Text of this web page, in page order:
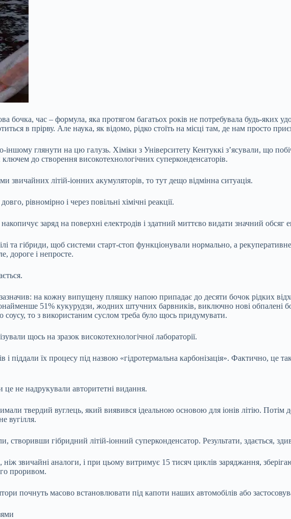
бочка, час – формула, яка протягом багатьох років не потребувала будь-яких
в прірву. Але наука, як відомо, рідко стоїть на місці там, де нам просто
глянути на цю галузь. Хіміки з Університету Кентуккі з’ясували, що
до створення високотехнологічних суперконденсаторів.
літій-іонних акумуляторів, то тут дещо відмінна ситуація.
рівномірно і через повільні хімічні реакції.
заряд на поверхні електродів і здатний миттєво видати значний обсяг
та гібриди, щоб системи старт-стоп функціонували нормально, а
дороге і непросте.
на кожну випущену пляшку напою припадає до десяти бочок рідких
51% кукурудзи, жодних штучних барвників, виключно нові обпалені
то з використаним суслом треба було щось придумувати.
щось на зразок високотехнологічної лабораторії.
і піддали їх процесу під назвою «гідротермальна карбонізація». Фактично, це
це не надрукували авторитетні видання.
твердий вуглець, який виявився ідеальною основою для іонів літію. Потім
вугілля.
гібридний літій-іонний суперконденсатор. Результати, здається,
ніж звичайні аналоги, і при цьому витримує 15 тисяч циклів заряджання,
проривом.
почнуть масово встановлювати під капоти наших автомобілів або